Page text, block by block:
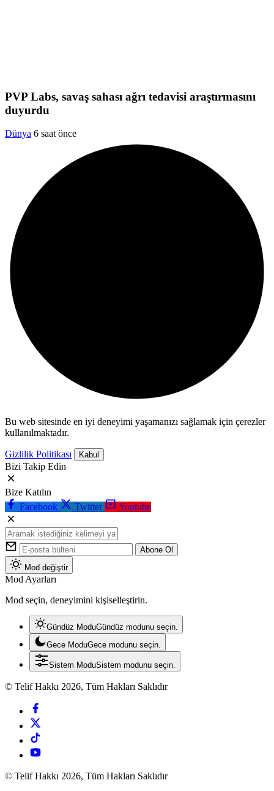
PVP Labs, savaş sahası ağrı tedavisi araştırmasını
duyurdu
Dünya 6 saat önce
Bu web sitesinde en iyi deneyimi yaşamanızı sağlamak için çerezler
kullanılmaktadır.
Gizlilik Politikası Kabul
Bizi Takip Edin
Bize Katılın
Facebook
Twitter Youtube
Abone Ol
Mod değiştir
Mod Ayarları
Mod seçin, deneyimini kişiselleştirin.
Gündüz ModuGündüz modunu seçin.
Gece ModuGece modunu seçin.
Sistem ModuSistem modunu seçin.
© Telif Hakkı 2026, Tüm Hakları Saklıdır
© Telif Hakkı 2026, Tüm Hakları Saklıdır